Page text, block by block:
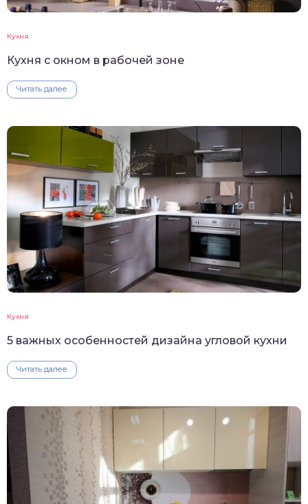
Кухня
Кухня с окном в рабочей зоне
Читать далее
Кухня
5 важных особенностей дизайна угловой кухни
Читать далее